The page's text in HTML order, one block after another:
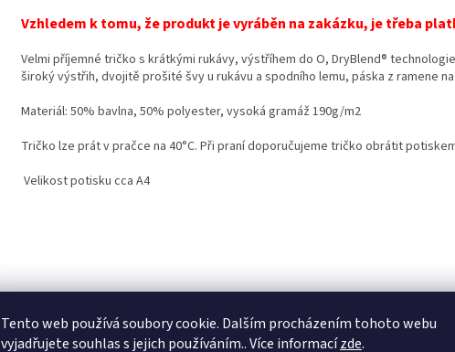
Tento web používá soubory cookie. Dalším procházením tohoto webu
vyjadřujete souhlas s jejich používáním.. Více informacízde.
Vzhledem k tomu, že produkt je vyráběn na zakázku, je třeba
Velmi příjemné tričko s krátkými rukávy, výstříhem do O, DryBlend®
široký výstřih, dvojitě prošité švy u rukávu a spodního lemu, páska z ramene
Materiál: 50% bavlna, 50% polyester, vysoká gramáž 190g/m2
Tričko lze prát v pračce na 40°C. Při praní doporučujeme tričko obrátit
Velikost potisku cca A4